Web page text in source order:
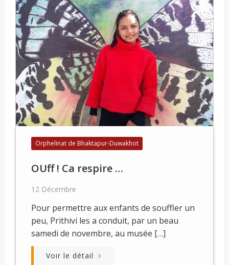
Orphelinat de Bhaktapur-Duwakhot
OUff ! Ca respire …
12 Décembre
Pour permettre aux enfants de souffler un
peu, Prithivi les a conduit, par un beau
samedi de novembre, au musée […]
Voir le détail